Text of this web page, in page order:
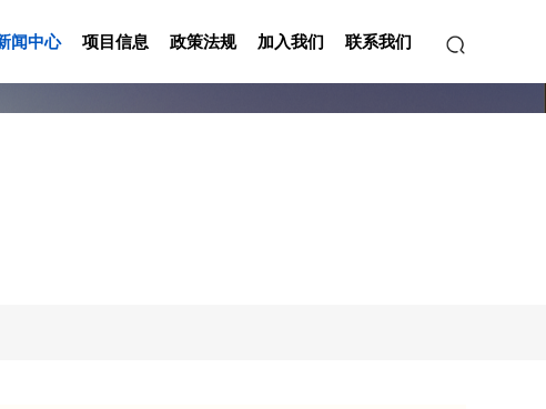
闻中心 项目信息 政策法规 加入我们 联系我们